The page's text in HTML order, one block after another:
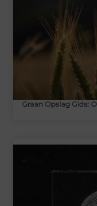
Graan Opslag Gids: